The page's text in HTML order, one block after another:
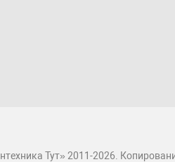
Тут» 2011-2026.